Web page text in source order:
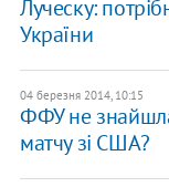
Луческу:
України
04 березня 2014, 10:15
ФФУ не
матчу зі США?